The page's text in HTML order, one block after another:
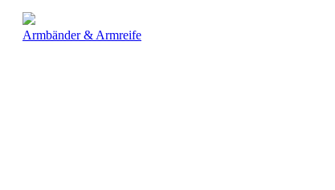
Armbänder & Armreife